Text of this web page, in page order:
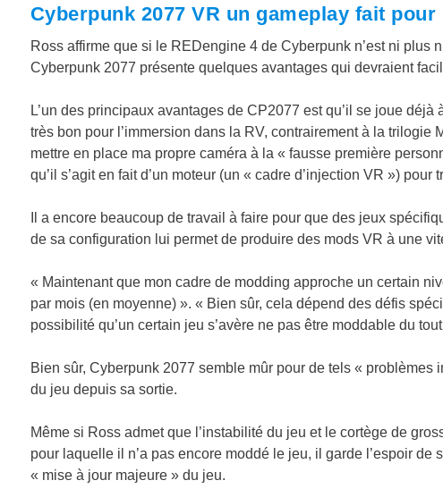
Cyberpunk 2077 VR un gameplay fait
Ross affirme que si le REDengine 4 de Cyberpunk n’est ni plus
Cyberpunk 2077 présente quelques avantages qui devraient
L’un des principaux avantages de CP2077 est qu’il se joue
très bon pour l’immersion dans la RV, contrairement à la trilogie
mettre en place ma propre caméra à la « fausse première
qu’il s’agit en fait d’un moteur (un « cadre d’injection VR »)
Il a encore beaucoup de travail à faire pour que des jeux
de sa configuration lui permet de produire des mods VR à une
« Maintenant que mon cadre de modding approche un certain
par mois (en moyenne) ». « Bien sûr, cela dépend des défis
possibilité qu’un certain jeu s’avère ne pas être moddable du
Bien sûr, Cyberpunk 2077 semble mûr pour de tels «
du jeu depuis sa sortie.
Même si Ross admet que l’instabilité du jeu et le cortège de
pour laquelle il n’a pas encore moddé le jeu, il garde l’espoir
« mise à jour majeure » du jeu.